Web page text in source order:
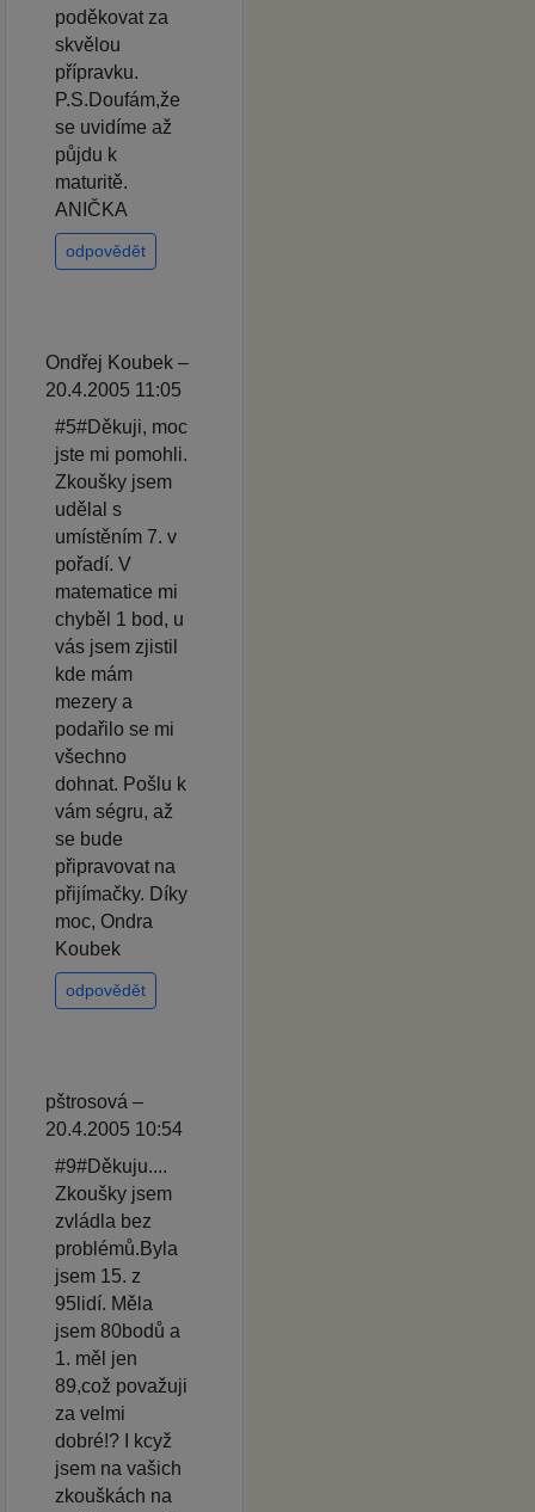
poděkovat za
skvělou
přípravku.
P.S.Doufám,že
se uvidíme až
půjdu k
maturitě.
ANIČKA
odpovědět
Ondřej Koubek –
20.4.2005 11:05
#5#Děkuji, moc
jste mi pomohli.
Zkoušky jsem
udělal s
umístěním 7. v
pořadí. V
matematice mi
chyběl 1 bod, u
vás jsem zjistil
kde mám
mezery a
podařilo se mi
všechno
dohnat. Pošlu k
vám ségru, až
se bude
připravovat na
přijímačky. Díky
moc, Ondra
Koubek
odpovědět
pštrosová –
20.4.2005 10:54
#9#Děkuju....
Zkoušky jsem
zvládla bez
problémů.Byla
jsem 15. z
95lidí. Měla
jsem 80bodů a
1. měl jen
89,což považuji
za velmi
dobré!? I kcyž
jsem na vašich
zkouškách na